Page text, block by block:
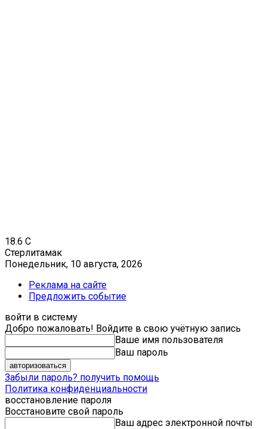
18.6 C
Стерлитамак
Понедельник, 10 августа, 2026
Реклама на сайте
Предложить событие
войти в систему
Добро пожаловать! Войдите в свою учётную запись
Ваше имя пользователя
Ваш пароль
Забыли пароль? получить помощь
Политика конфиденциальности
восстановление пароля
Восстановите свой пароль
Ваш адрес электронной почты